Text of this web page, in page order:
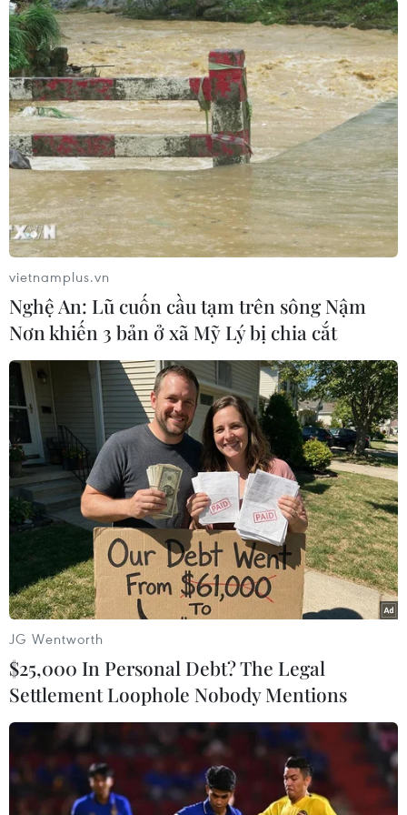
#Gaet’ale Pond #Hồ nước nhỏ
#Miệng núi lửa Dallol
Ethiopia
Theo dõi VietnamPlus
TIN LIÊN QUAN
vietnamplus.vn
Nghệ An: Lũ cuốn cầu tạm trên sông Nậm
Nơn khiến 3 bản ở xã Mỹ Lý bị chia cắt
JG Wentworth
$25,000 In Personal Debt? The Legal
Settlement Loophole Nobody Mentions